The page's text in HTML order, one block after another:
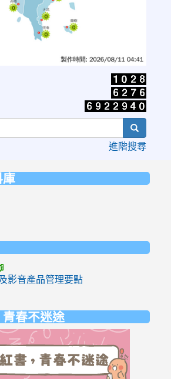
V8/C/W/OBS_UVI.html
search
進階搜尋
影音產品管理要點
春不迷途